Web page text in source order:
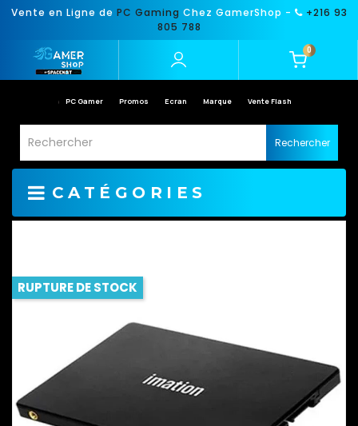
Vente en Ligne de PC Gaming Chez GamerShop -
+216 93
805 788
0
PC Gamer Promos Ecran Marque Vente Flash
Rechercher
CATÉGORIES
RUPTURE DE STOCK